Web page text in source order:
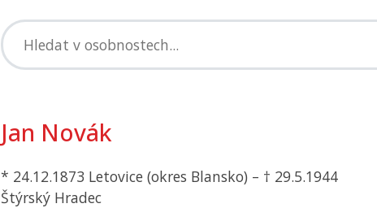
Jan Novák
* 24.12.1873 Letovice (okres Blansko) – † 29.5.1944
Štýrský Hradec